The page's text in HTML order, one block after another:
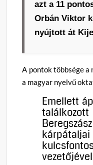
azt a 11
Orbán Viktor
nyújtott át
A pontok többsége a
a magyar nyelvű
Emellett